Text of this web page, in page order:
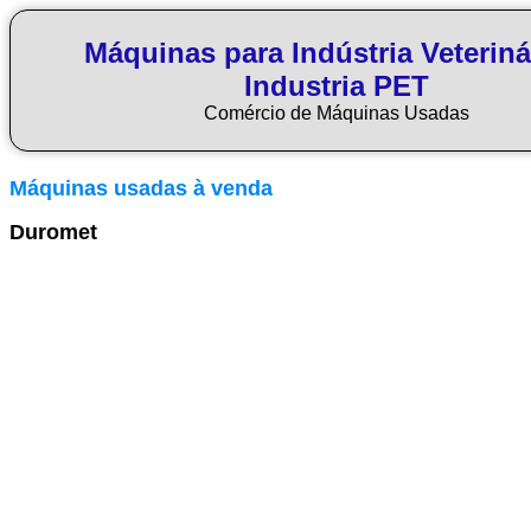
Máquinas para Indústria
Industria PET
Comércio de Máquinas Usadas
Máquinas usadas à venda
Duromet